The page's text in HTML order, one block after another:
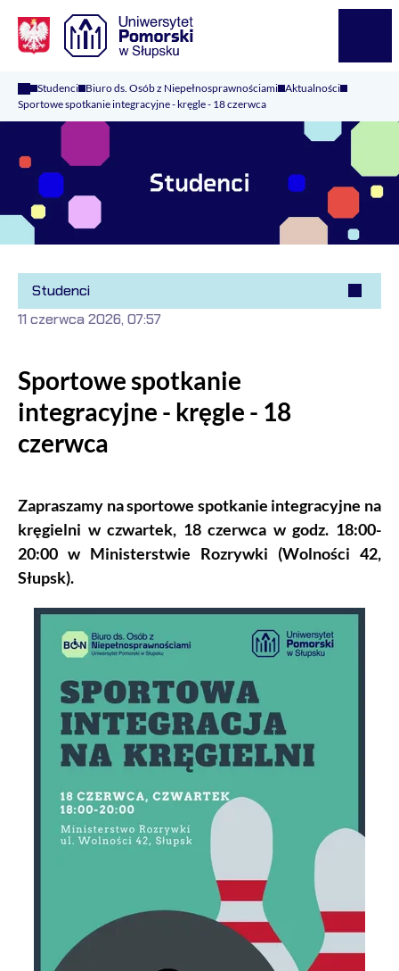
Studenci Biuro ds. Osób z Niepełnosprawnościami Aktualności
Sportowe spotkanie integracyjne - kręgle - 18 czerwca
Studenci
Sportowe spotkanie
integracyjne - kręgle - 18
czerwca
Zapraszamy na sportowe spotkanie integracyjne na
kręgielni w czwartek, 18 czerwca w godz. 18:00-
20:00 w Ministerstwie Rozrywki (Wolności 42,
Słupsk).
11 czerwca 2026, 07:57